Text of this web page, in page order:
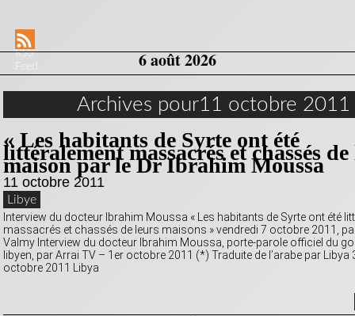
RSS
Feed
6 août 2026
Archives pour11 octobre 2011
« Les habitants de Syrte ont été
littéralement massacrés et chassés
maison par le Dr Ibrahim Moussa
11 octobre 2011
Libye
Interview du docteur Ibrahim Moussa « Les habitants de Syrte ont été
massacrés et chassés de leurs maisons » vendredi 7 octobre 2011,
Valmy Interview du docteur Ibrahim Moussa, porte-parole officiel du
libyen, par Arrai TV – 1er octobre 2011 (*) Traduite de l’arabe par Libya
octobre 2011 Libya